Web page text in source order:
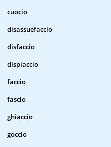
cuocio
disassuefaccio
disfaccio
dispiaccio
faccio
fascio
ghiaccio
goccio